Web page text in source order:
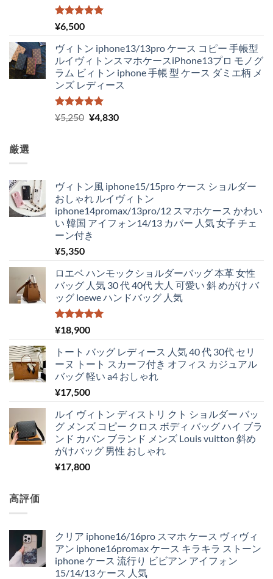
5段階中
5.00
¥6,500
ヴィトン iphone13/13pro ケース コピー 手帳型
ルイヴィトンスマホケースiPhone13プロ モノグ
ラム ビィトン iphone 手帳 型 ケース ダミエ柄 メ
ンズ レディース
5段階中
5.00
の評価
¥5,250 元
¥5,250
で
し
た。
¥4,830現
¥4,830
で
す。
厳選
ヴィトン風 iphone15/15pro ケース ショルダー
おしゃれ ルイヴィトン
iphone14promax/13pro/12 スマホケース かわい
い 韓国 アイフォン14/13 カバー 人気 女子 チェ
ーン付き
¥5,350
ロエベ ハンモックショルダーバッグ 本革 女性
バッグ 人気 30 代 40代 大人 可愛い 斜 めがけ バ
ッグ loewe ハンドバッグ 人気
5段階中
5.00の評価
¥18,900
トート バッグ レディース 人気 40 代 30代 セリ
ーヌ トート スカーフ付き オフィス カジュアル
バッグ 軽い a4 おしゃれ
¥17,500
ルイ ヴィトン ディストリ クト ショルダー バッ
グ メンズ コピー クロス ボディ バッグ ハイ ブラ
ンド カバン ブランド メンズ Louis vuitton 斜め
がけバッグ 男性 おしゃれ
¥17,800
高評価
クリア iphone16/16pro スマホ ケース ヴィヴィ
アン iphone16promax ケース キラキラ ストーン
iphone ケース 流行り ビビアン アイフォン
15/14/13 ケース 人気